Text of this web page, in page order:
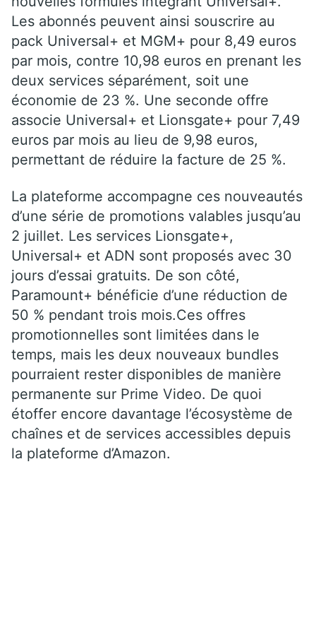
Les abonnés peuvent ainsi souscrire au
pack Universal+ et MGM+ pour 8,49 euros
par mois, contre 10,98 euros en prenant les
deux services séparément, soit une
économie de 23 %. Une seconde offre
associe Universal+ et Lionsgate+ pour 7,49
euros par mois au lieu de 9,98 euros,
permettant de réduire la facture de 25 %.
La plateforme accompagne ces nouveautés
d’une série de promotions valables jusqu’au
2 juillet. Les services Lionsgate+,
Universal+ et ADN sont proposés avec 30
jours d’essai gratuits. De son côté,
Paramount+ bénéficie d’une réduction de
50 % pendant trois mois.Ces offres
promotionnelles sont limitées dans le
temps, mais les deux nouveaux bundles
pourraient rester disponibles de manière
permanente sur Prime Video. De quoi
étoffer encore davantage l’écosystème de
chaînes et de services accessibles depuis
la plateforme d’Amazon.